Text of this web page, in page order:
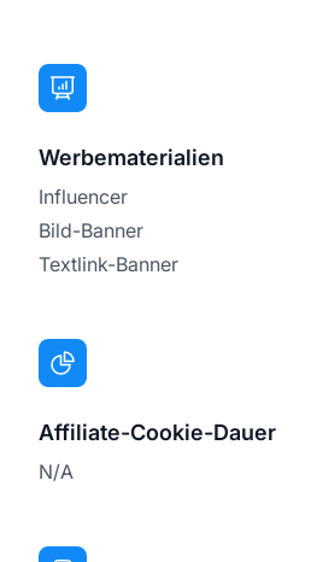
Werbematerialien
Influencer
Bild-Banner
Textlink-Banner
Affiliate-Cookie-Dauer
N/A